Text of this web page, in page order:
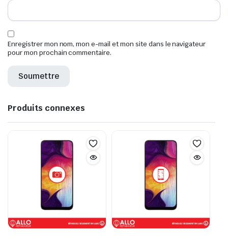
Enregistrer mon nom, mon e-mail et mon site dans le navigateur
pour mon prochain commentaire.
Produits connexes